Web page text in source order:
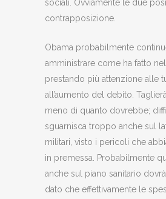
sociali. Ovviamente le due
contrapposizione.
Obama probabilmente
amministrare come ha fatto
prestando più attenzione alle
all’aumento del debito.
meno di quanto dovrebbe;
sguarnisca troppo anche sul
militari, visto i pericoli che
in premessa. Probabilmente
anche sul piano sanitario
dato che effettivamente le